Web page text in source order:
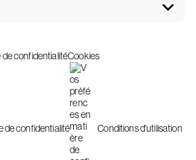
de confidentialitéCookies
de confidentialité Conditions d'utilisation